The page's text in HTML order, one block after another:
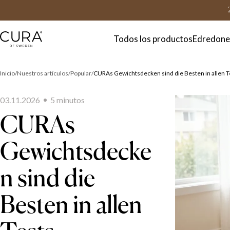
Todos los productos
Inicio Nuestros artículos Popular CURAs Gewichtsdecken sind die Besten in allen
CURAs
Gewichtsdecke
n sind die
Besten in allen
03.11.2026 5 minutos